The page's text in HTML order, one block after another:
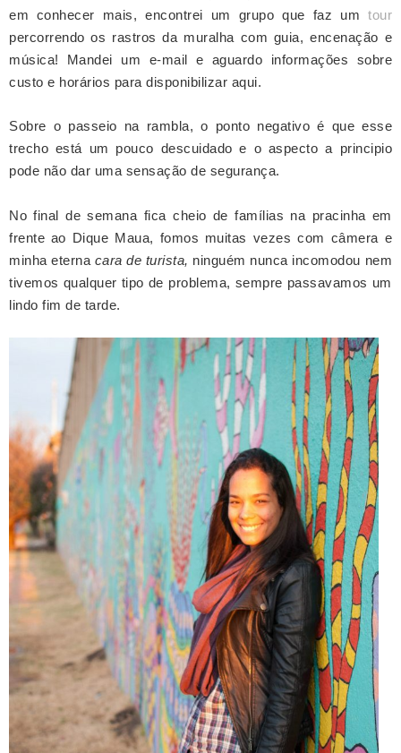
em conhecer mais, encontrei um grupo que faz um tour
percorrendo os rastros da muralha com guia, encenação e
música! Mandei um e-mail e aguardo informações sobre
custo e horários para disponibilizar aqui.
Sobre o passeio na rambla, o ponto negativo é que esse
trecho está um pouco descuidadoe o aspecto a principio
pode não dar uma sensação de segurança.
No final de semana fica cheio de famílias na pracinha em
frente ao Dique Maua, fomos muitas vezes com câmera e
minha eterna cara de turista, ninguém nunca incomodou nem
tivemos qualquer tipo de problema, sempre passavamos um
lindo fim de tarde.